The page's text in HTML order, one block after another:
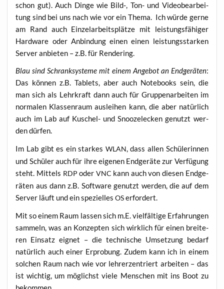
schon gut). Auch Din­ge wie Bild‑, Ton- und Video­be­ar­bei­
tung sind bei uns nach wie vor ein The­ma. Ich wür­de ger­ne
am Rand auch Ein­zel­ar­beits­plät­ze mit leis­tungs­fä­hi­ger
Hard­ware oder Anbin­dung einen einen leis­tungs­star­ken
Ser­ver anbie­ten – z.B. für Rendering.
Blau sind Schrank­sys­te­me mit einem Ange­bot an End­ge­rä­ten:
Das kön­nen z.B. Tablets, aber auch Note­books sein, die
man sich als Lehr­kraft dann auch für Grup­pen­ar­bei­ten im
nor­ma­len Klas­sen­raum aus­lei­hen kann, die aber natür­lich
auch im Lab auf Kuschel- und Snoo­zele­cken genutzt wer­
den dürfen.
Im Lab gibt es ein star­kes WLAN, dass allen Schü­le­rin­nen
und Schü­ler auch für ihre eige­nen End­ge­rä­te zur Ver­fü­gung
steht. Mit­tels RDP oder VNC kann auch von die­sen End­ge­
rä­ten aus dann z.B. Soft­ware genutzt wer­den, die auf dem
Ser­ver läuft und ein spe­zi­el­lesOSerfordert.
Mit so einem Raum las­sen sich m.E. viel­fäl­ti­ge Erfah­run­gen
sam­meln, was an Kon­zep­ten sich wirk­lich für einen brei­te­
ren Ein­satz eig­net – die tech­ni­sche Umset­zung bedarf
natür­lich auch einer Erpro­bung. Zudem kann ich in einem
sol­chen Raum nach wie vor leh­rer­zen­triert arbei­ten – das
ist wich­tig, um mög­lichst vie­le Men­schen mit ins Boot zu